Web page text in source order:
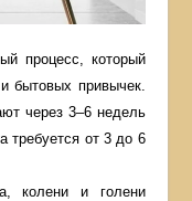
процесс, который
бытовых привычек.
через 3–6 недель
требуется от 3 до 6
колени и голени